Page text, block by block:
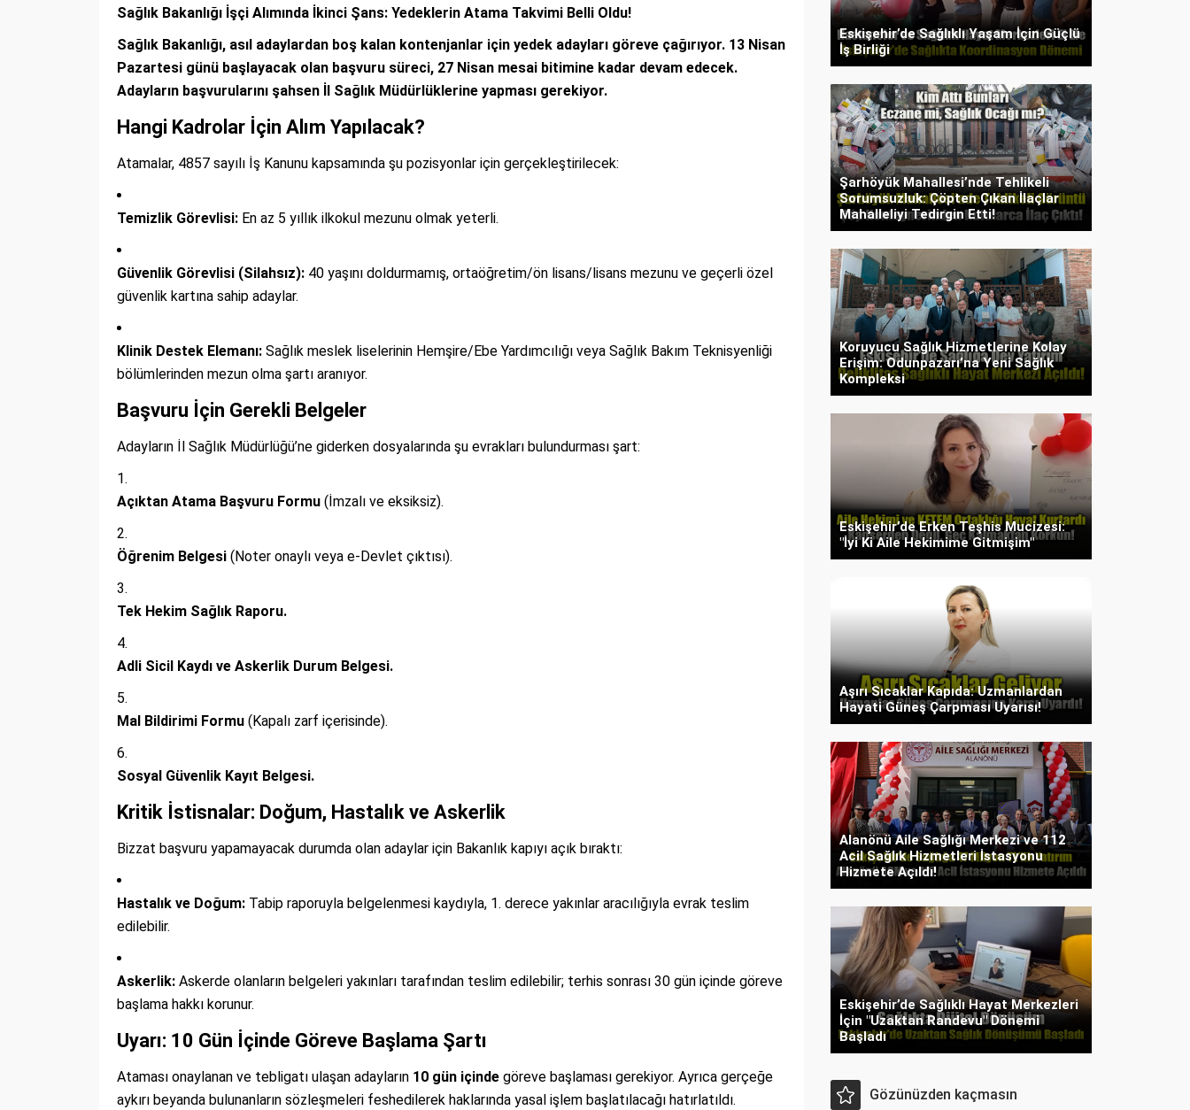
Sağlık Bakanlığı İşçi Alımında İkinci Şans: Yedeklerin Atama Takvimi Belli Oldu!
Sağlık Bakanlığı, asıl adaylardan boş kalan kontenjanlar için yedek adayları göreve çağırıyor. 13 Nisan
Pazartesi günü başlayacak olan başvuru süreci, 27 Nisan mesai bitimine kadar devam edecek.
Adayların başvurularını şahsen İl Sağlık Müdürlüklerine yapması gerekiyor.
Hangi Kadrolar İçin Alım Yapılacak?
Atamalar, 4857 sayılı İş Kanunu kapsamında şu pozisyonlar için gerçekleştirilecek:
Temizlik Görevlisi: En az 5 yıllık ilkokul mezunu olmak yeterli.
Güvenlik Görevlisi (Silahsız): 40 yaşını doldurmamış, ortaöğretim/ön lisans/lisans mezunu ve geçerli özel
güvenlik kartına sahip adaylar.
Klinik Destek Elemanı: Sağlık meslek liselerinin Hemşire/Ebe Yardımcılığı veya Sağlık Bakım Teknisyenliği
bölümlerinden mezun olma şartı aranıyor.
Başvuru İçin Gerekli Belgeler
Adayların İl Sağlık Müdürlüğü’ne giderken dosyalarında şu evrakları bulundurması şart:
Açıktan Atama Başvuru Formu (İmzalı ve eksiksiz).
Öğrenim Belgesi (Noter onaylı veya e-Devlet çıktısı).
Tek Hekim Sağlık Raporu.
Adli Sicil Kaydı ve Askerlik Durum Belgesi.
Mal Bildirimi Formu (Kapalı zarf içerisinde).
Sosyal Güvenlik Kayıt Belgesi.
Kritik İstisnalar: Doğum, Hastalık ve Askerlik
Bizzat başvuru yapamayacak durumda olan adaylar için Bakanlık kapıyı açık bıraktı:
Hastalık ve Doğum: Tabip raporuyla belgelenmesi kaydıyla, 1. derece yakınlar aracılığıyla evrak teslim
edilebilir.
Askerlik: Askerde olanların belgeleri yakınları tarafından teslim edilebilir; terhis sonrası 30 gün içinde göreve
başlama hakkı korunur.
Uyarı: 10 Gün İçinde Göreve Başlama Şartı
Ataması onaylanan ve tebligatı ulaşan adayların 10 gün içinde göreve başlaması gerekiyor. Ayrıca gerçeğe
aykırı beyanda bulunanların sözleşmeleri feshedilerek haklarında yasal işlem başlatılacağı hatırlatıldı.
Eskişehir’de Sağlıklı Yaşam İçin Güçlü
İş Birliği
Şarhöyük Mahallesi’nde Tehlikeli
Sorumsuzluk: Çöpten Çıkan İlaçlar
Mahalleliyi Tedirgin Etti!
Koruyucu Sağlık Hizmetlerine Kolay
Erişim: Odunpazarı’na Yeni Sağlık
Kompleksi
Eskişehir’de Erken Teşhis Mucizesi:
"İyi Ki Aile Hekimime Gitmişim"
Aşırı Sıcaklar Kapıda: Uzmanlardan
Hayati Güneş Çarpması Uyarısı!
Alanönü Aile Sağlığı Merkezi ve 112
Acil Sağlık Hizmetleri İstasyonu
Hizmete Açıldı!
Eskişehir’de Sağlıklı Hayat Merkezleri
İçin "Uzaktan Randevu" Dönemi
Başladı
Gözünüzden kaçmasın